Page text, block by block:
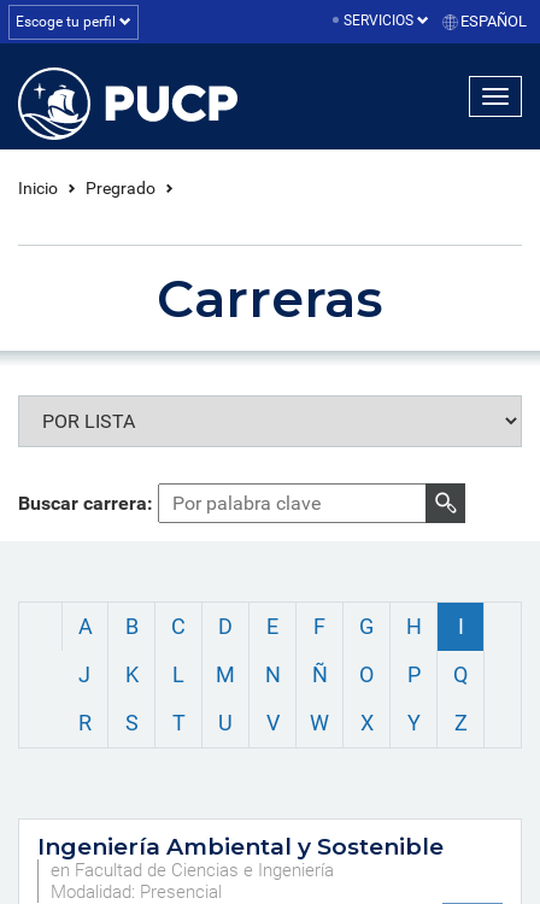
Escoge tu perfil SERVICIOS ESPAÑOL
Inicio Pregrado
Carreras
Buscar carrera:
A B C D E F G H
I
J
K L M N Ñ O P
Q
R
S T U V W X Y Z
Ingeniería Ambiental y Sostenible
en Facultad de Ciencias e Ingeniería
Modalidad: Presencial